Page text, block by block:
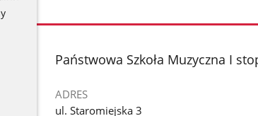
stopka
Państwowa Szkoła Muzyczna I
ADRES
ul. Staromiejska 3